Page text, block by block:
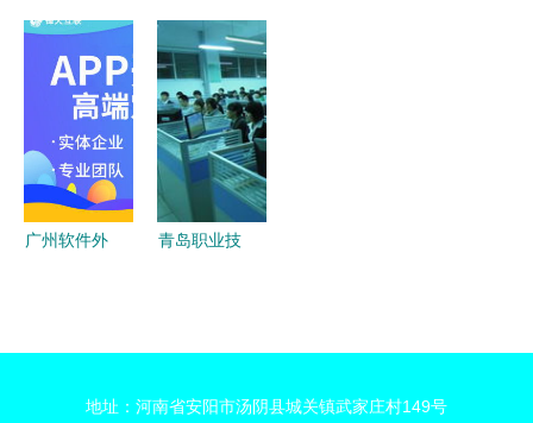
竟在做什
么？
发展“十三
五”规划的
通知
广州软件外
青岛职业技
业解析与发
地址：河南省安阳市汤阴县城关镇武家庄村149号